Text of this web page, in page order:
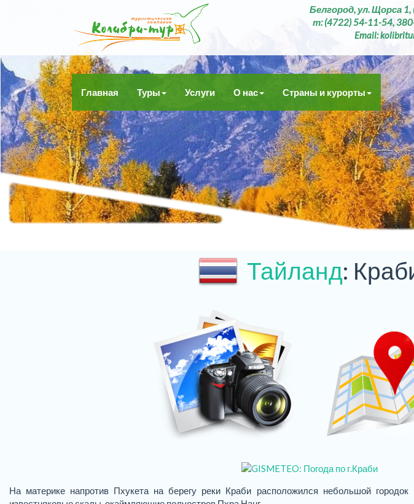
Белгород, ул. Щорса
т: (4722) 54-11-54,
Email:
Главная Туры Услуги О нас Страны и курорты
Тайланд:
На материке напротив Пхукета на берегу реки Краби расположился небольшой